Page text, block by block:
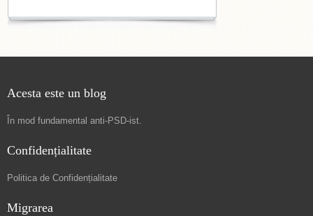
Acesta este un blog
În mod fundamental anti-PSD-ist.
Confidențialitate
Politica de Confidențialitate
Migrarea